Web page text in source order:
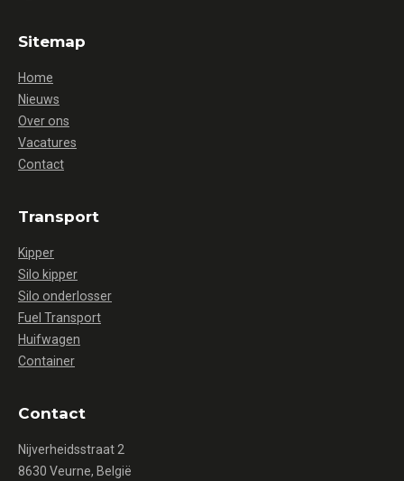
Sitemap
Home
Nieuws
Over ons
Vacatures
Contact
Transport
Kipper
Silo kipper
Silo onderlosser
Fuel Transport
Huifwagen
Container
Contact
Nijverheidsstraat 2
8630 Veurne, België